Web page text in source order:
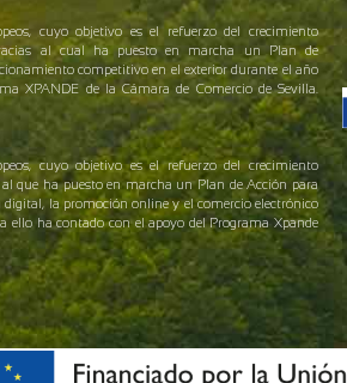
cuyo objetivo es el refuerzo del crecimiento
al cual ha puesto en marcha un Plan de
competitivo en el exterior durante el año
XPANDE de la Cámara de Comercio de Sevilla.
cuyo objetivo es el refuerzo del crecimiento
que ha puesto en marcha un Plan de Acción para
la promoción online y el comercio electrónico
ello ha contado con el apoyo del Programa Xpande